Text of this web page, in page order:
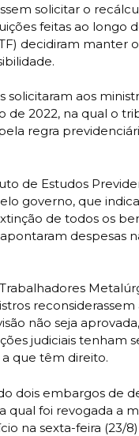
solicitar o
feitas ao longo
decidiram manter
solicitaram aos
de 2022, na qual o
regra
de Estudos
governo, que
de todos os
despesas
reconsiderassem
não seja
judiciais tenham
que têm direito.
dois embargos de
qual foi revogada a
na sexta-feira (23/